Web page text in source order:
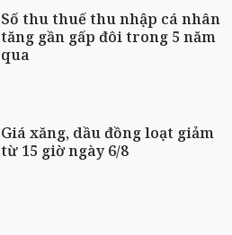
Số thu thuế thu nhập cá nhân
tăng gần gấp đôi trong 5 năm
qua
Giá xăng, dầu đồng loạt giảm
từ 15 giờ ngày 6/8